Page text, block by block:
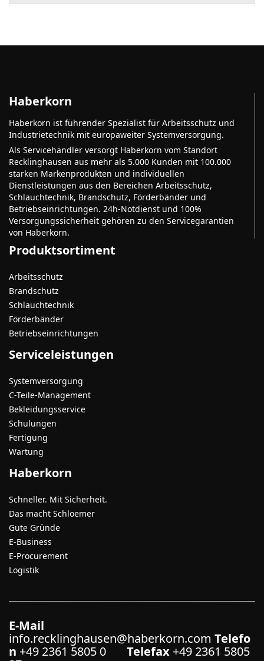
Haberkorn
Haberkorn ist führender Spezialist für Arbeitsschutz und
Industrietechnik mit europaweiter Systemversorgung.
Als Servicehändler versorgt Haberkorn vom Standort
Recklinghausen aus mehr als 5.000 Kunden mit 100.000
starken Markenprodukten und individuellen
Dienstleistungen aus den Bereichen Arbeitsschutz,
Schlauchtechnik, Brandschutz, Förderbänder und
Betriebseinrichtungen. 24h-Notdienst und 100%
Versorgungssicherheit gehören zu den Servicegarantien
von Haberkorn.
Produktsortiment
Arbeitsschutz
Brandschutz
Schlauchtechnik
Förderbänder
Betriebseinrichtungen
Serviceleistungen
Systemversorgung
C-Teile-Management
Bekleidungsservice
Schulungen
Fertigung
Wartung
Haberkorn
Schneller. Mit Sicherheit.
Das macht Schloemer
Gute Gründe
E-Business
E-Procurement
Logistik
E-Mail
info.recklinghausen@haberkorn.com Telefo
n +49 2361 5805 0 Telefax +49 2361 5805